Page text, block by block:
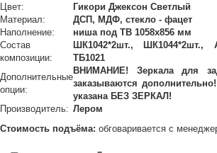
Цвет:
Гикори Джексон Светлый
Материал:
ДСП, МДФ, стекло - фацет
Наполнение:
ниша под ТВ 1058х856 мм
Состав
композиции:
ШК1042*2шт., ШК1044*2шт.,
ТБ1021
Дополнительные
опции:
ВНИМАНИЕ! Зеркала для
заказываются
указана БЕЗ ЗЕРКАЛ!
Производитель: Лером
Стоимость подъёма: обговаривается с